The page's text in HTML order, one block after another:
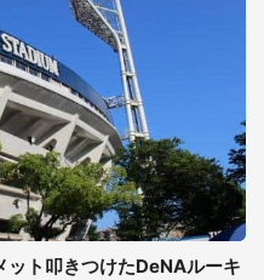
ト叩きつけたDeNAルーキ